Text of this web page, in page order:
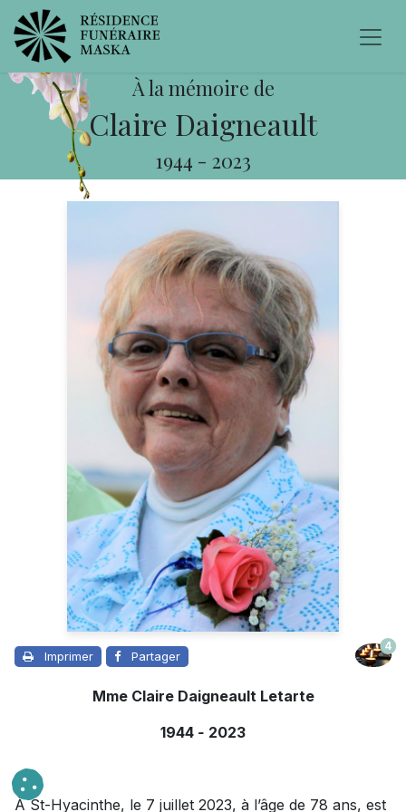
À la mémoire de
Claire Daigneault
1944 - 2023
Imprimer Partager
4
Mme Claire Daigneault Letarte
1944 - 2023
À St-Hyacinthe, le 7 juillet 2023, à l’âge de 78 ans, est